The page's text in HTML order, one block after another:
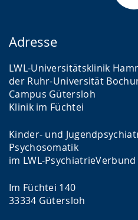
Adresse
LWL-Universitätsklinik
der Ruhr-Universität
Campus Gütersloh
Klinik im Füchtei
Kinder- und
Psychosomatik
im LWL-
Im Füchtei 140
33334 Gütersloh